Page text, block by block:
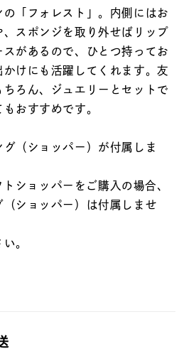
～
「フォレスト」。内側にはお
スポンジを取り外せばリップ
があるので、ひとつ持ってお
けにも活躍してくれます。友
ちろん、ジュエリーとセットで
おすすめです。
（ショッパー）が付属しま
ショッパーをご購入の場合、
ショッパー）は付属しませ
。